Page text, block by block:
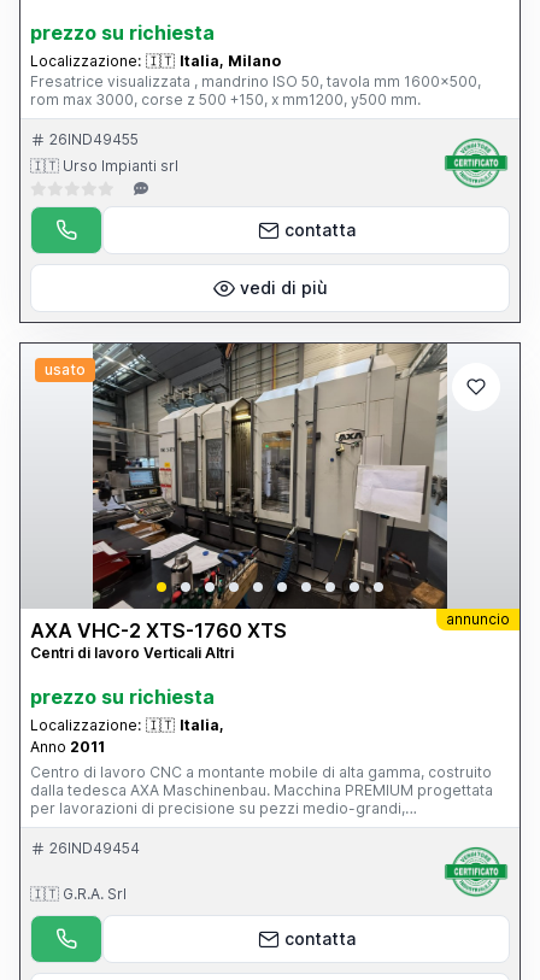
prezzo su richiesta
Localizzazione: 🇮🇹 Italia, Milano
Fresatrice visualizzata , mandrino ISO 50, tavola mm 1600x500,
rom max 3000, corse z 500 +150, x mm1200, y500 mm.
26IND49455
🇮🇹 Urso Impianti srl
contatta
vedi di più
usato
annuncio
AXA VHC-2 XTS-1760 XTS
Centri di lavoro Verticali Altri
prezzo su richiesta
Localizzazione: 🇮🇹 Italia,
Anno 2011
Centro di lavoro CNC a montante mobile di alta gamma, costruito
dalla tedesca AXA Maschinenbau. Macchina PREMIUM progettata
per lavorazioni di precisione su pezzi medio-grandi,
particolarmente diffusa nei settori: stampi e attrezzature;
aerospaziale; energia; costruzione macchine; componenti di
a un classico centro verticale a tavola mobile, con 39.500 ore di
lavoro, CN Siemens 840D, funzionante e con manutenzione
impeccabile, superaccessoriata (magazzino utensili, evacuatore di
truciolo...), mandrino in ottimo stato.
26IND49454
🇮🇹 G.R.A. Srl
contatta